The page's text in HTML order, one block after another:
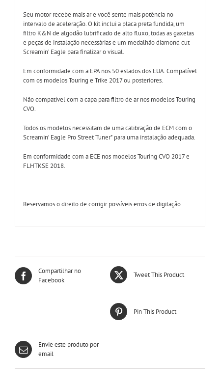
Seu motor recebe mais ar e você sente mais potência no
intervalo de aceleração. O kit inclui a placa preta fundida, um
filtro K&N de algodão lubrificado de alto fluxo, todas as gaxetas
e peças de instalação necessárias e um medalhão diamond cut
Screamin’ Eagle para finalizar o visual.
Em conformidade com a EPA nos 50 estados dos EUA. Compatível
com os modelos Touring e Trike 2017 ou posteriores.
Não compatível com a capa para filtro de ar nos modelos Touring
CVO.
Todos os modelos necessitam de uma calibração de ECM com o
Screamin’ Eagle Pro Street Tuner* para uma instalação adequada.
Em conformidade com a ECE nos modelos Touring CVO 2017 e
FLHTKSE 2018.
Reservamos o direito de corrigir possíveis erros de digitação.
Compartilhar no
Facebook
Tweet This Product
Pin This Product
Envie este produto por
email